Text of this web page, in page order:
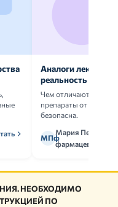
Аналоги
реальность
Чем отличаются
препараты от
безопасна.
МПф
Мария Петрова,
фармацевт
НЕОБХОДИМО
ПО